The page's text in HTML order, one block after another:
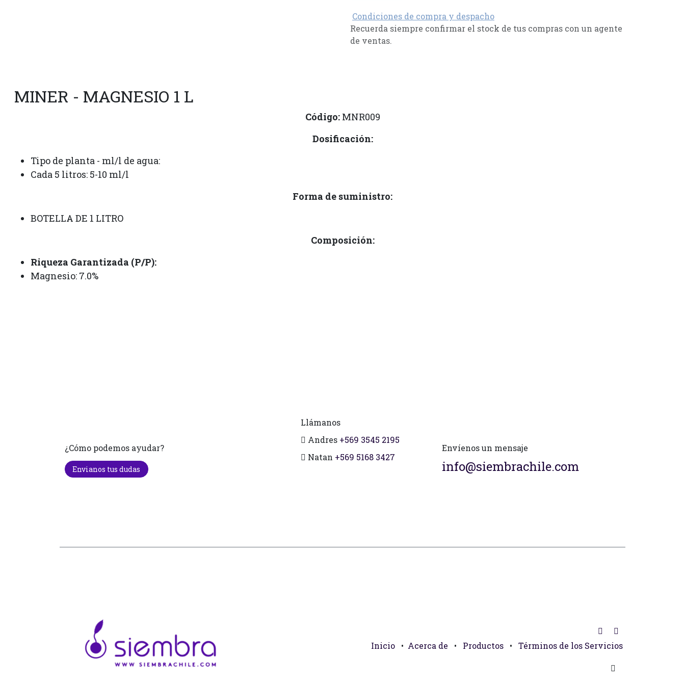
Condiciones de compra y despacho
Recuerda siempre confirmar el stock de tus compras con un agente
de ventas.
MINER - MAGNESIO 1 L
Código:MNR009
Dosificación:
Tipo de planta - ml/l de agua:
Cada 5 litros: 5-10 ml/l
Forma de suministro:
BOTELLA DE 1 LITRO
Composición:
Riqueza Garantizada (P/P):
Magnesio: 7.0%
¿Cómo podemos ayudar?
Envianos tus dudas
Llámanos
Andres +569 3545 2195
Natan +569 5168 3427
Envíenos un mensaje
info@siembrachile.com
Inicio • Acerca de • Productos • Términos de los Servicios